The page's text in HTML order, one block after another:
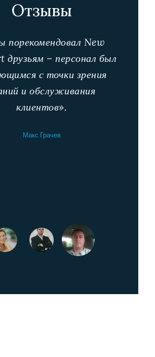
Отзывы
порекомендовал New
друзьям – персонал был
с точки зрения
и обслуживания
клиентов».
Макс Грачев